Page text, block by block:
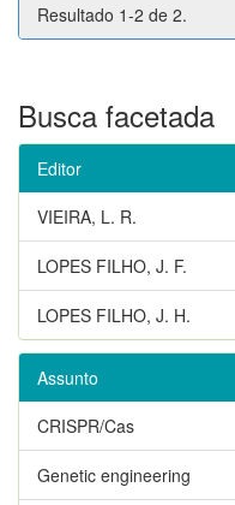
Resultado 1-2 de 2.
Busca facetada
Editor
VIEIRA, L. R.
LOPES FILHO, J. F.
LOPES FILHO, J. H.
Assunto
CRISPR/Cas
Genetic engineering